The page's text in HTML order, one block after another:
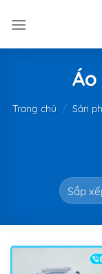
Trang chủ / Sản